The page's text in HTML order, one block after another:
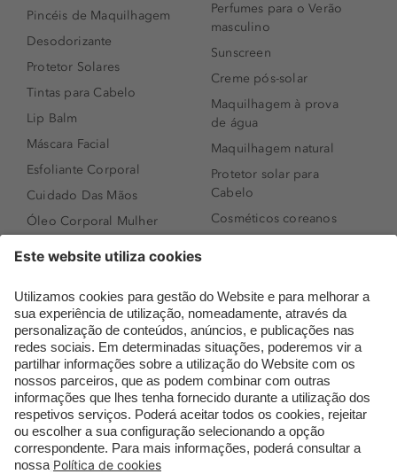
Pincéis de Maquilhagem
Desodorizante
Protetor Solares
Tintas para Cabelo
Lip Balm
Máscara Facial
Esfoliante Corporal
Cuidado Das Mãos
Óleo Corporal Mulher
Sérum de Rosto
Body mist & Spray
corporal
Produtos para Cabelo
Homem
Espuma de Limpeza
Facial
Dermocosmética
Perfumes para o Verão
masculino
Sunscreen
Creme pós-solar
Maquilhagem à prova
de água
Maquilhagem natural
Protetor solar para
Cabelo
Cosméticos coreanos
Perfumes árabes
Novidades
Melhores Perfumes
Femininos
TOP 10: Perfumes
Masculinos
Pestanas Postiças
Creme Rosto Homem